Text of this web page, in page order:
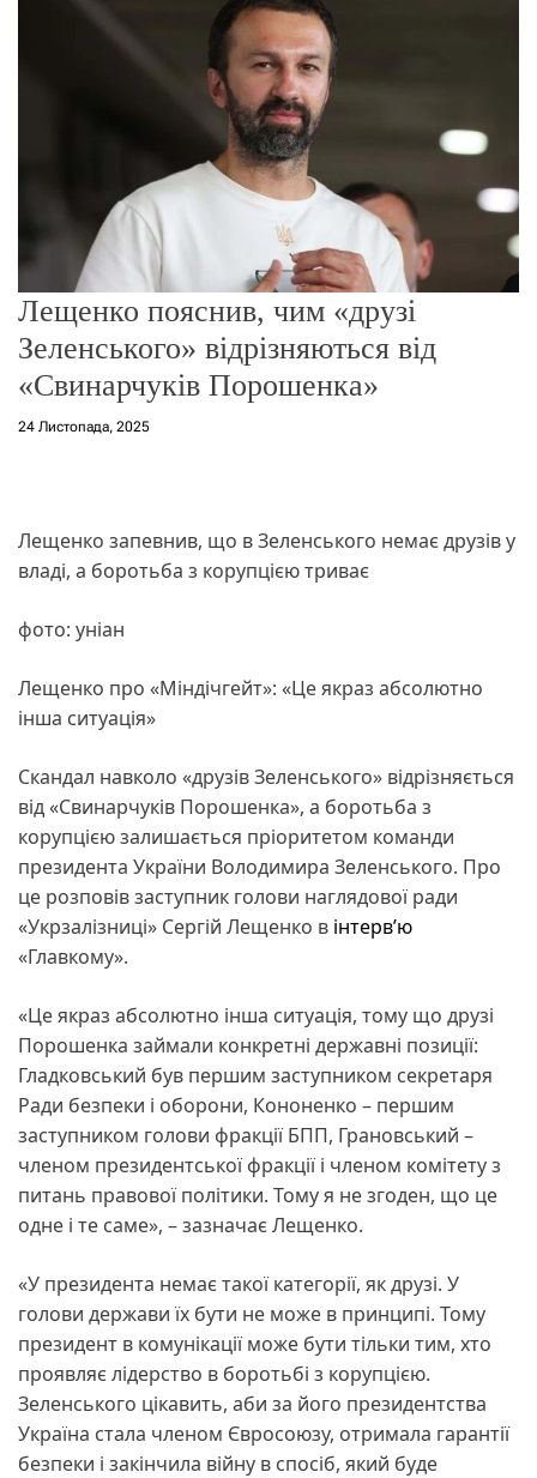
Лещенко пояснив, чим «друзі
Зеленського» відрізняються від
«Свинарчуків Порошенка»
24 Листопада, 2025
Лещенко запевнив, що в Зеленського немає друзів у
владі, а боротьба з корупцією триває
фото: уніан
Лещенко про «Міндічгейт»: «Це якраз абсолютно
інша ситуація»
Скандал навколо «друзів Зеленського» відрізняється
від «Свинарчуків Порошенка», а боротьба з
корупцією залишається пріоритетом команди
президента України Володимира Зеленського. Про
це розповів заступник голови наглядової ради
«Укрзалізниці» Сергій Лещенко в інтервʼю
«Главкому».
«Це якраз абсолютно інша ситуація, тому що друзі
Порошенка займали конкретні державні позиції:
Гладковський був першим заступником секретаря
Ради безпеки і оборони, Кононенко – першим
заступником голови фракції БПП, Грановський –
членом президентської фракції і членом комітету з
питань правової політики. Тому я не згоден, що це
одне і те саме», – зазначає Лещенко.
«У президента немає такої категорії, як друзі. У
голови держави їх бути не може в принципі. Тому
президент в комунікації може бути тільки тим, хто
проявляє лідерство в боротьбі з корупцією.
Зеленського цікавить, аби за його президентства
Україна стала членом Євросоюзу, отримала гарантії
безпеки і закінчила війну в спосіб, який буде